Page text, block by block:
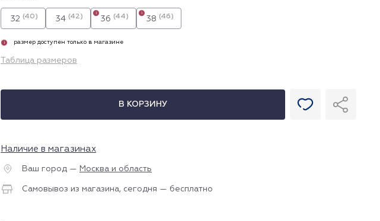
32 (40) 34 (42) 36 (44)
i
38 (46)
i
i размер доступен только в магазине
Таблица размеров
В КОРЗИНУ
Наличие в магазинах
Ваш город — Москва и область
Самовывоз из магазина, сегодня — бесплатно